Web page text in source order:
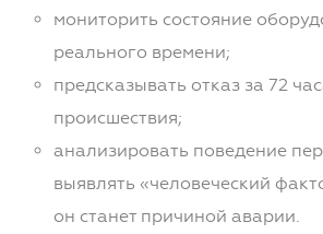
мониторить состояние
реального времени;
предсказывать отказ за 72
происшествия;
анализировать поведение
выявлять «человеческий
он станет причиной аварии.